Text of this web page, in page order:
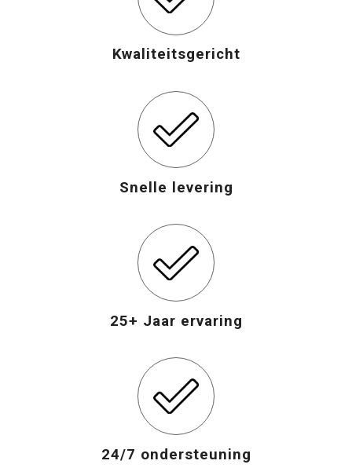
Kwaliteitsgericht
Snelle levering
25+ Jaar ervaring
24/7 ondersteuning